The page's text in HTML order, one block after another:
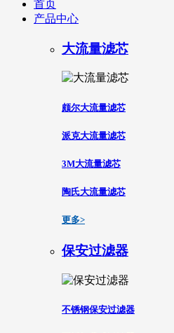
首页
产品中心
大流量滤芯
颇尔大流量滤芯
派克大流量滤芯
3M大流量滤芯
陶氏大流量滤芯
更多>
保安过滤器
不锈钢保安过滤器